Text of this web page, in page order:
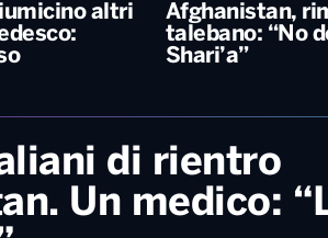
altri
Afghanistan,
talebano: “No
Shari’a”
di rientro
Un medico: